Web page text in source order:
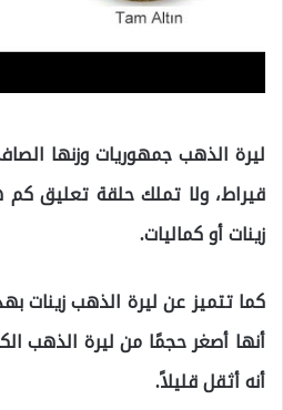
قيراط، ولا تملك حلقة تعليق
زينات أو كماليات.
كما تتميز عن ليرة الذهب زينات
أنها أصغر حجمًا من ليرة الذهب
أنه أثقل قليلاً.